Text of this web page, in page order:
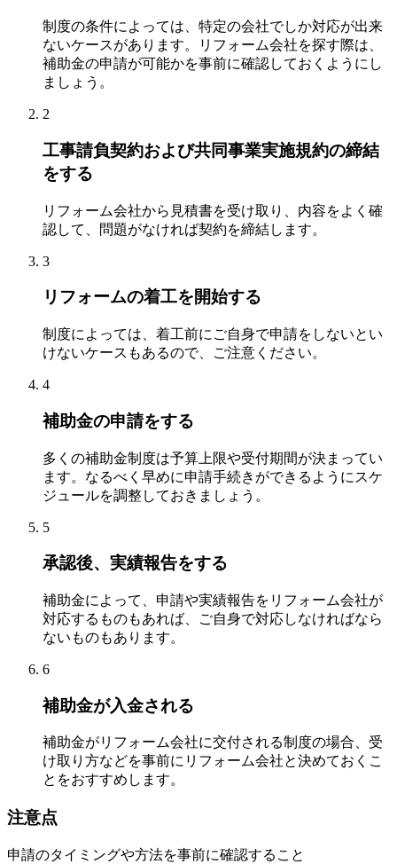
制度の条件によっては、特定の会社でしか対応が出来
ないケースがあります。リフォーム会社を探す際は、
補助金の申請が可能かを事前に確認しておくようにし
ましょう。
2
工事請負契約および共同事業実施規約の締結
をする
リフォーム会社から見積書を受け取り、内容をよく確
認して、問題がなければ契約を締結します。
3
リフォームの着工を開始する
制度によっては、着工前にご自身で申請をしないとい
けないケースもあるので、ご注意ください。
4
補助金の申請をする
多くの補助金制度は予算上限や受付期間が決まってい
ます。なるべく早めに申請手続きができるようにスケ
ジュールを調整しておきましょう。
5
承認後、実績報告をする
補助金によって、申請や実績報告をリフォーム会社が
対応するものもあれば、ご自身で対応しなければなら
ないものもあります。
6
補助金が入金される
補助金がリフォーム会社に交付される制度の場合、受
け取り方などを事前にリフォーム会社と決めておくこ
とをおすすめします。
注意点
申請のタイミングや方法を事前に確認すること